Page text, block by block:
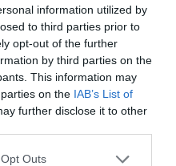
information utilized by
to third parties prior to
opt-out of the further
by third parties on the
This information may
on the IAB’s List of
further disclose it to other
Outs
demócratas 2028. El
Buttigieg regresa a
las peores propuestas de
26 06:00
León XIV: lentos pero